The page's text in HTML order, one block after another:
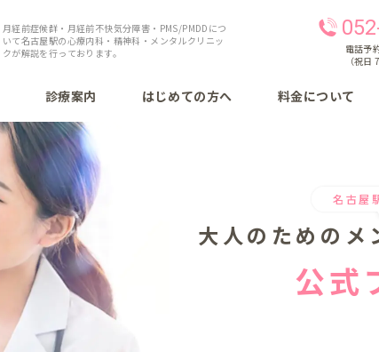
月経前症候群・月経前不快気分障害・PMS/PMDDにつ
いて名古屋駅の心療内科・精神科・メンタルクリニッ
クが解説を行っております。
電話予
（祝
診療案内 はじめての方へ 料金について
名古屋
大人のための メ
公式